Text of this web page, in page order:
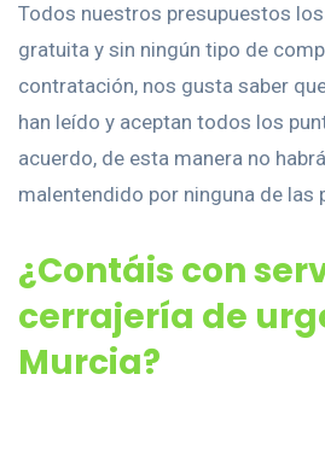
Todos nuestros presupuestos
gratuita y sin ningún tipo de
contratación, nos gusta saber
han leído y aceptan todos los
acuerdo, de esta manera no
malentendido por ninguna de las
¿Contáis con
cerrajería de
Murcia?